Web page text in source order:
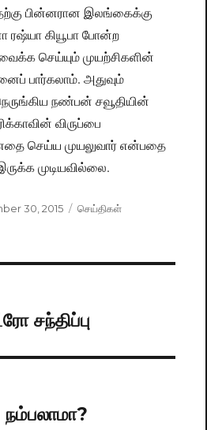
பின்னரான இலங்கைக்கு
ரஷ்யா கியூபா போன்ற
வைக்க செய்யும் முயற்சிகளின்
பார்கலாம். அதுவும்
நண்பன் சவூதியின்
விருப்பை
செய்ய முயலுவார் என்பதை
முடியவில்லை.
30, 2015 Categories
செய்திகள்
சந்திப்பு